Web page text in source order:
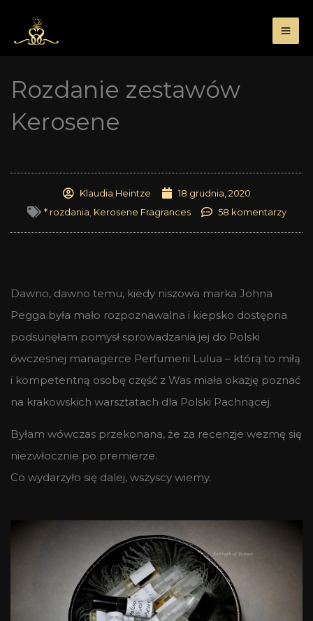
treści
Rozdanie zestawów
Kerosene
Klaudia Heintze
18 grudnia, 2020
* rozdania Kerosene Fragrances 58 komentarzy
Dawno, dawno temu, kiedy niszowa marka Johna
Pegga była mało rozpoznawalna i kiepsko dostępna
podsunęłam pomysł sprowadzania jej do Polski
ówczesnej managerce Perfumerii Lulua – którą to miłą
i kompetentną osobę część z Was miała okazję poznać
na krakowskich warsztatach dla Polski Pachnącej.
Byłam wówczas przekonana, że za recenzje wezmę się
niezwłocznie po premierze.
Co wydarzyło się dalej, wszyscy wiemy.